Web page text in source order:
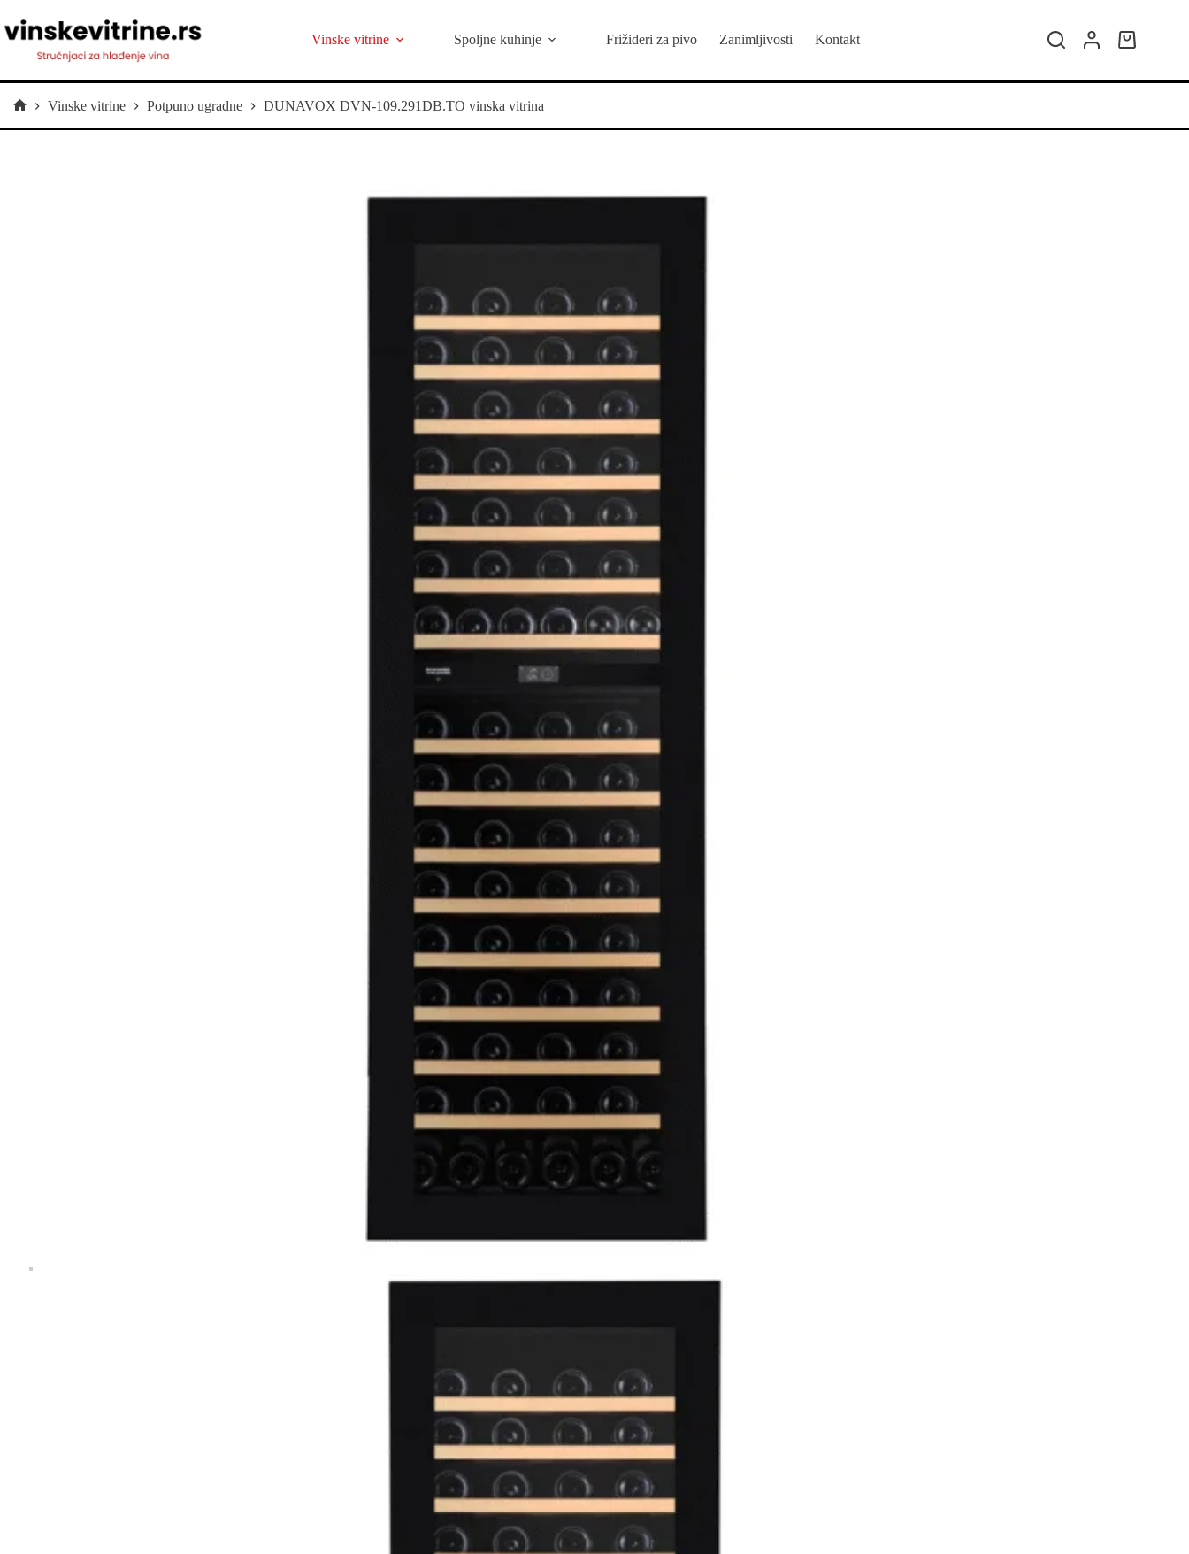
na
sadržaj
Vinske vitrine Spoljne kuhinje Frižideri za pivo Zanimljivosti Kontakt
Kolica
kupovinu
Vinske vitrine Potpuno ugradne DUNAVOX DVN-109.291DB.TO vinska vitrina